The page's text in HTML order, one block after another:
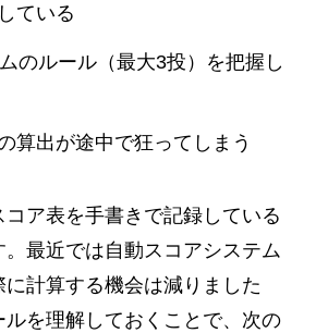
ている
のルール（最大3投）を把握し
算出が途中で狂ってしまう
ア表を手書きで記録している
。最近では自動スコアシステム
計算する機会は減りました
ルを理解しておくことで、次の